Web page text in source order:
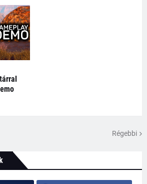
Régebbi